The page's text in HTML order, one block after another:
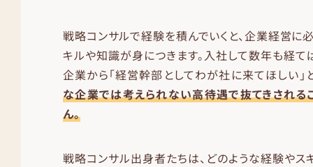
戦略コンサルで経験を積んでいくと、企業経営に
キルや知識が身につきます。入社して数年も経て
企業から「経営幹部としてわが社に来てほしい」
な企業では考えられない高待遇で抜てきされる
ん。
戦略コンサル出身者たちは、どのような経験やス